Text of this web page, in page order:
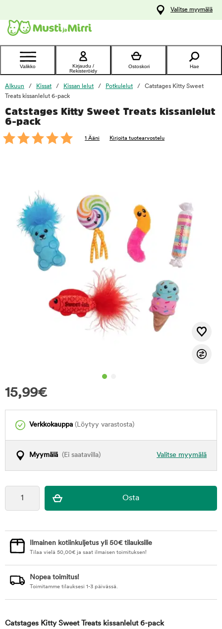
Ota yhteyttä
asiakaspalveluun
Valitse myymälä
Valikko
Kirjaudu /
Rekisteröidy
Ostoskori Hae
Alkuun Kissat Kissan lelut Potkulelut
Catstages Kitty Sweet
Treats kissanlelut 6-pack
Catstages Kitty Sweet Treats kissanlelut
6-pack
1 Ääni Kirjoita tuotearvostelu
15,99€
Verkkokauppa (Löytyy varastosta)
Valitse myymälä
Myymälä (Ei saatavilla)
foo
Ilmainen kotiinkuljetus yli 50€ tilauksille
Tilaa vielä 50,00€ ja saat ilmaisen toimituksen!
Nopea toimitus!
Toimitamme tilauksesi 1-3 päivässä.
Catstages Kitty Sweet Treats kissanlelut 6-pack